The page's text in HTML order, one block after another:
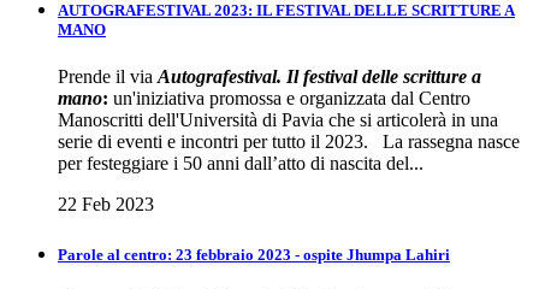
AUTOGRAFESTIVAL 2023: IL FESTIVAL DELLE SCRITTURE A
MANO
Prende il via Autografestival. Il festival delle scritture a
mano: un'iniziativa promossa e organizzata dal Centro
Manoscritti dell'Università di Pavia che si articolerà in una
serie di eventi e incontri per tutto il 2023. La rassegna nasce
per festeggiare i 50 anni dall’atto di nascita del...
22 Feb 2023
Parole al centro: 23 febbraio 2023 - ospite Jhumpa Lahiri